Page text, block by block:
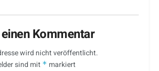
Kommentar
wird nicht veröffentlicht.
sind mit * markiert